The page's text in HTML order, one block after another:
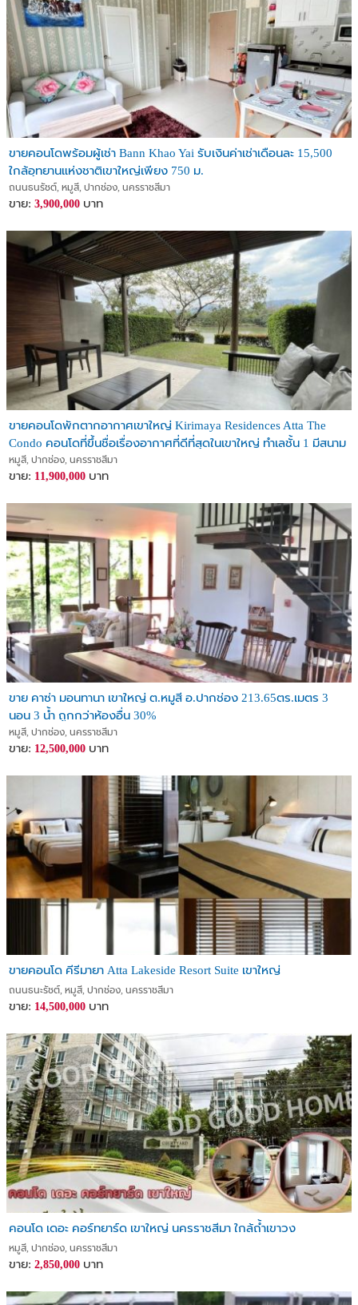
ขายคอนโดพร้อมผู้เช่า Bann Khao Yai รับเงินค่าเช่าเดือนละ 15,500
ใกล้อุทยานแห่งชาติเขาใหญ่เพียง 750 ม.
ถนนธนรัชต์, หมูสี, ปากช่อง, นครราชสีมา
ขาย: 3,900,000 บาท
ขายคอนโดพักตากอากาศเขาใหญ่ Kirimaya Residences Atta The
Condo คอนโดที่ขึ้นชื่อเรื่องอากาศที่ดีที่สุดในเขาใหญ่ ทำเลชั้น 1 มีสนาม
หญ้าเล็กๆตรงระเบียง
หมูสี, ปากช่อง, นครราชสีมา
ขาย: 11,900,000 บาท
ขาย คาซ่า มอนทานา เขาใหญ่ ต.หมูสี อ.ปากช่อง 213.65ตร.เมตร 3
นอน 3 น้ำ ถูกกว่าห้องอื่น 30%
หมูสี, ปากช่อง, นครราชสีมา
ขาย: 12,500,000 บาท
ขายคอนโด คีรีมายา Atta Lakeside Resort Suite เขาใหญ่
ถนนธนะรัชต์, หมูสี, ปากช่อง, นครราชสีมา
ขาย: 14,500,000 บาท
คอนโด เดอะ คอร์ทยาร์ด เขาใหญ่ นครราชสีมา ใกล้ถ้ำเขาวง
หมูสี, ปากช่อง, นครราชสีมา
ขาย: 2,850,000 บาท